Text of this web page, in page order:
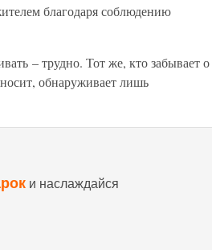
благодаря соблюдению
– трудно. Тот же, кто забывает о
обнаруживает лишь
и наслаждайся